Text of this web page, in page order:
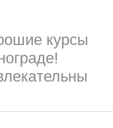
курсы